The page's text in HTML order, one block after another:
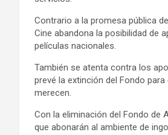
Contrario a la promesa pública
Cine abandona la posibilidad de
películas nacionales.
También se atenta contra los
prevé la extinción del Fondo
merecen.
Con la eliminación del Fondo de
que abonarán al ambiente de